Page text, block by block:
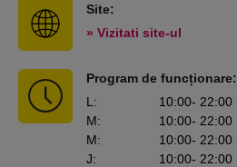
Site:
» Vizitati site-ul
Program de funcționare:
L : 10:00- 22:00
M: 10:00- 22:00
M: 10:00- 22:00
J: 10:00- 22:00